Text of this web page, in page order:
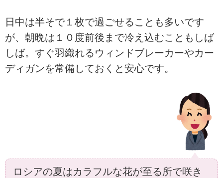
日中は半そで１枚で過ごせることも多いです
が、朝晩は１０度前後まで冷え込むこともしば
しば。すぐ羽織れるウィンドブレーカーやカー
ディガンを常備しておくと安心です。
ロシアの夏はカラフルな花が至る所で咲き